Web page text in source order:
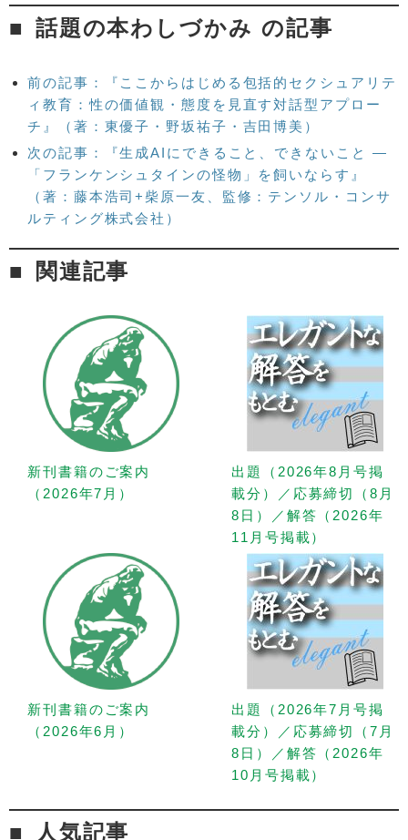
話題の本わしづかみ の記事
前の記事：『ここからはじめる包括的セクシュアリテ
ィ教育：性の価値観・態度を見直す対話型アプロー
チ』（著：東優子・野坂祐子・吉田博美）
次の記事：『生成AIにできること、できないこと —
「フランケンシュタインの怪物」を飼いならす』
（著：藤本浩司+柴原一友、監修：テンソル・コンサ
ルティング株式会社）
関連記事
新刊書籍のご案内
（2026年7月）
出題（2026年8月号掲
載分）／応募締切（8月
8日）／解答（2026年
11月号掲載）
新刊書籍のご案内
（2026年6月）
出題（2026年7月号掲
載分）／応募締切（7月
8日）／解答（2026年
10月号掲載）
人気記事